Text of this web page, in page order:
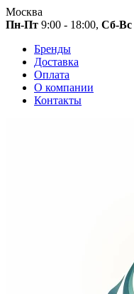
Москва
Пн-Пт 9:00 - 18:00, Сб-Вс
Бренды
Доставка
Оплата
О компании
Контакты